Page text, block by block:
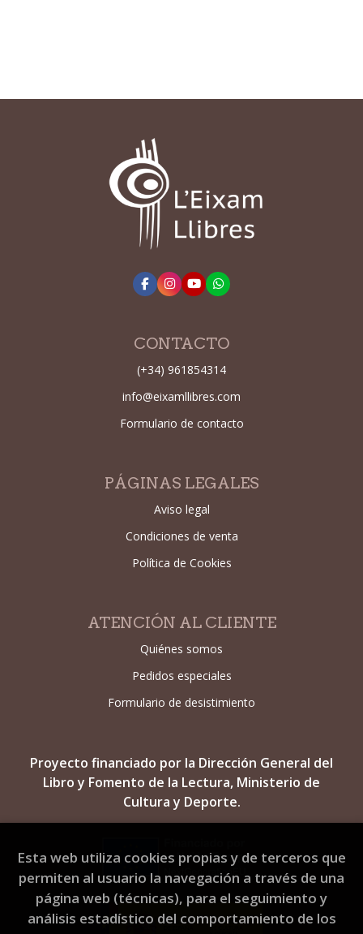
CONTACTO
(+34) 961854314
info@eixamllibres.com
Formulario de contacto
PÁGINAS LEGALES
Aviso legal
Condiciones de venta
Política de Cookies
ATENCIÓN AL CLIENTE
Quiénes somos
Pedidos especiales
Formulario de desistimiento
Proyecto financiado por la Dirección General del
Libro y Fomento de la Lectura, Ministerio de
Cultura y Deporte.
Esta web utiliza cookies propias y de terceros que
permiten al usuario la navegación a través de una
página web (técnicas), para el seguimiento y
análisis estadístico del comportamiento de los